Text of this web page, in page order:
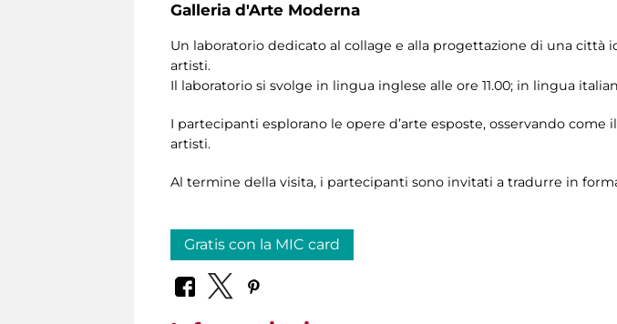
Galleria d'Arte Moderna
Un laboratorio dedicato al collage e alla progettazione di una città
artisti.
Il laboratorio si svolge in lingua inglese alle ore 11.00; in lingua
I partecipanti esplorano le opere d’arte esposte, osservando
artisti.
Al termine della visita, i partecipanti sono invitati a tradurre in
Gratis con la MIC card